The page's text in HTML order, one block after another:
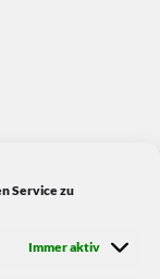
Service zu
Immer aktiv